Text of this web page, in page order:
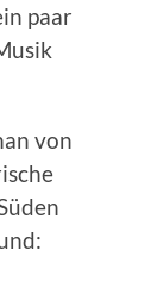
paar
von